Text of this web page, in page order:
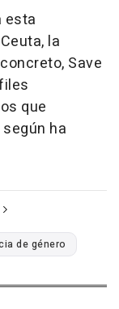
esta
la
Save
que
ha
de género